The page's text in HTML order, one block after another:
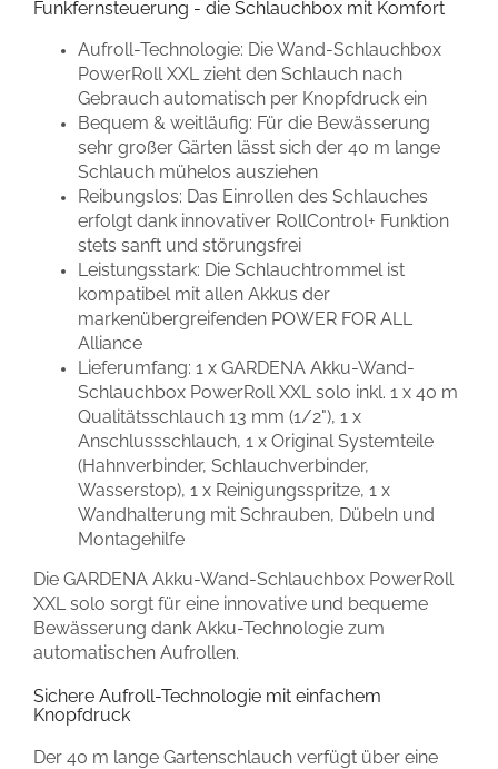
Funkfernsteuerung - die Schlauchbox mit Komfort
Aufroll-Technologie: Die Wand-Schlauchbox
PowerRoll XXL zieht den Schlauch nach
Gebrauch automatisch per Knopfdruck ein
Bequem & weitläufig: Für die Bewässerung
sehr großer Gärten lässt sich der 40 m lange
Schlauch mühelos ausziehen
Reibungslos: Das Einrollen des Schlauches
erfolgt dank innovativer RollControl+ Funktion
stets sanft und störungsfrei
Leistungsstark: Die Schlauchtrommel ist
kompatibel mit allen Akkus der
markenübergreifenden POWER FOR ALL
Alliance
Lieferumfang: 1 x GARDENA Akku-Wand-
Schlauchbox PowerRoll XXL solo inkl. 1 x 40 m
Qualitätsschlauch 13 mm (1/2"), 1 x
Anschlussschlauch, 1 x Original Systemteile
(Hahnverbinder, Schlauchverbinder,
Wasserstop), 1 x Reinigungsspritze, 1 x
Wandhalterung mit Schrauben, Dübeln und
Montagehilfe
Die GARDENA Akku-Wand-Schlauchbox PowerRoll
XXL solo sorgt für eine innovative und bequeme
Bewässerung dank Akku-Technologie zum
automatischen Aufrollen.
Sichere Aufroll-Technologie mit einfachem
Knopfdruck
Der 40 m lange Gartenschlauch verfügt über eine